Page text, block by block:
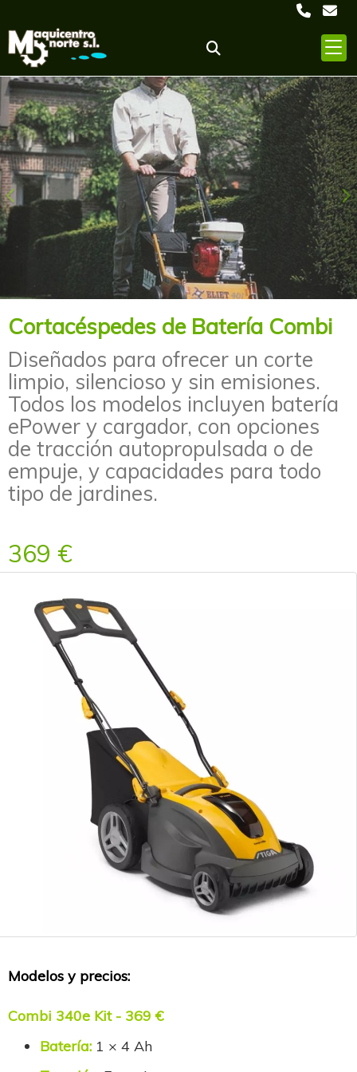
Anterior
Cortacéspedes de Batería Combi
Diseñados para ofrecer un corte
limpio, silencioso y sin emisiones.
Todos los modelos incluyen batería
ePower y cargador, con opciones
de tracción autopropulsada o de
empuje, y capacidades para todo
tipo de jardines.
369 €
Modelos y precios:
Combi 340e Kit - 369 €
Batería: 1 × 4 Ah